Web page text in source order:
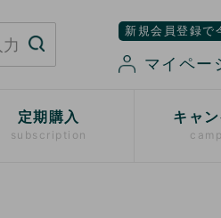
新規会員登録で
マイペー
定期購入
subscription
キャ